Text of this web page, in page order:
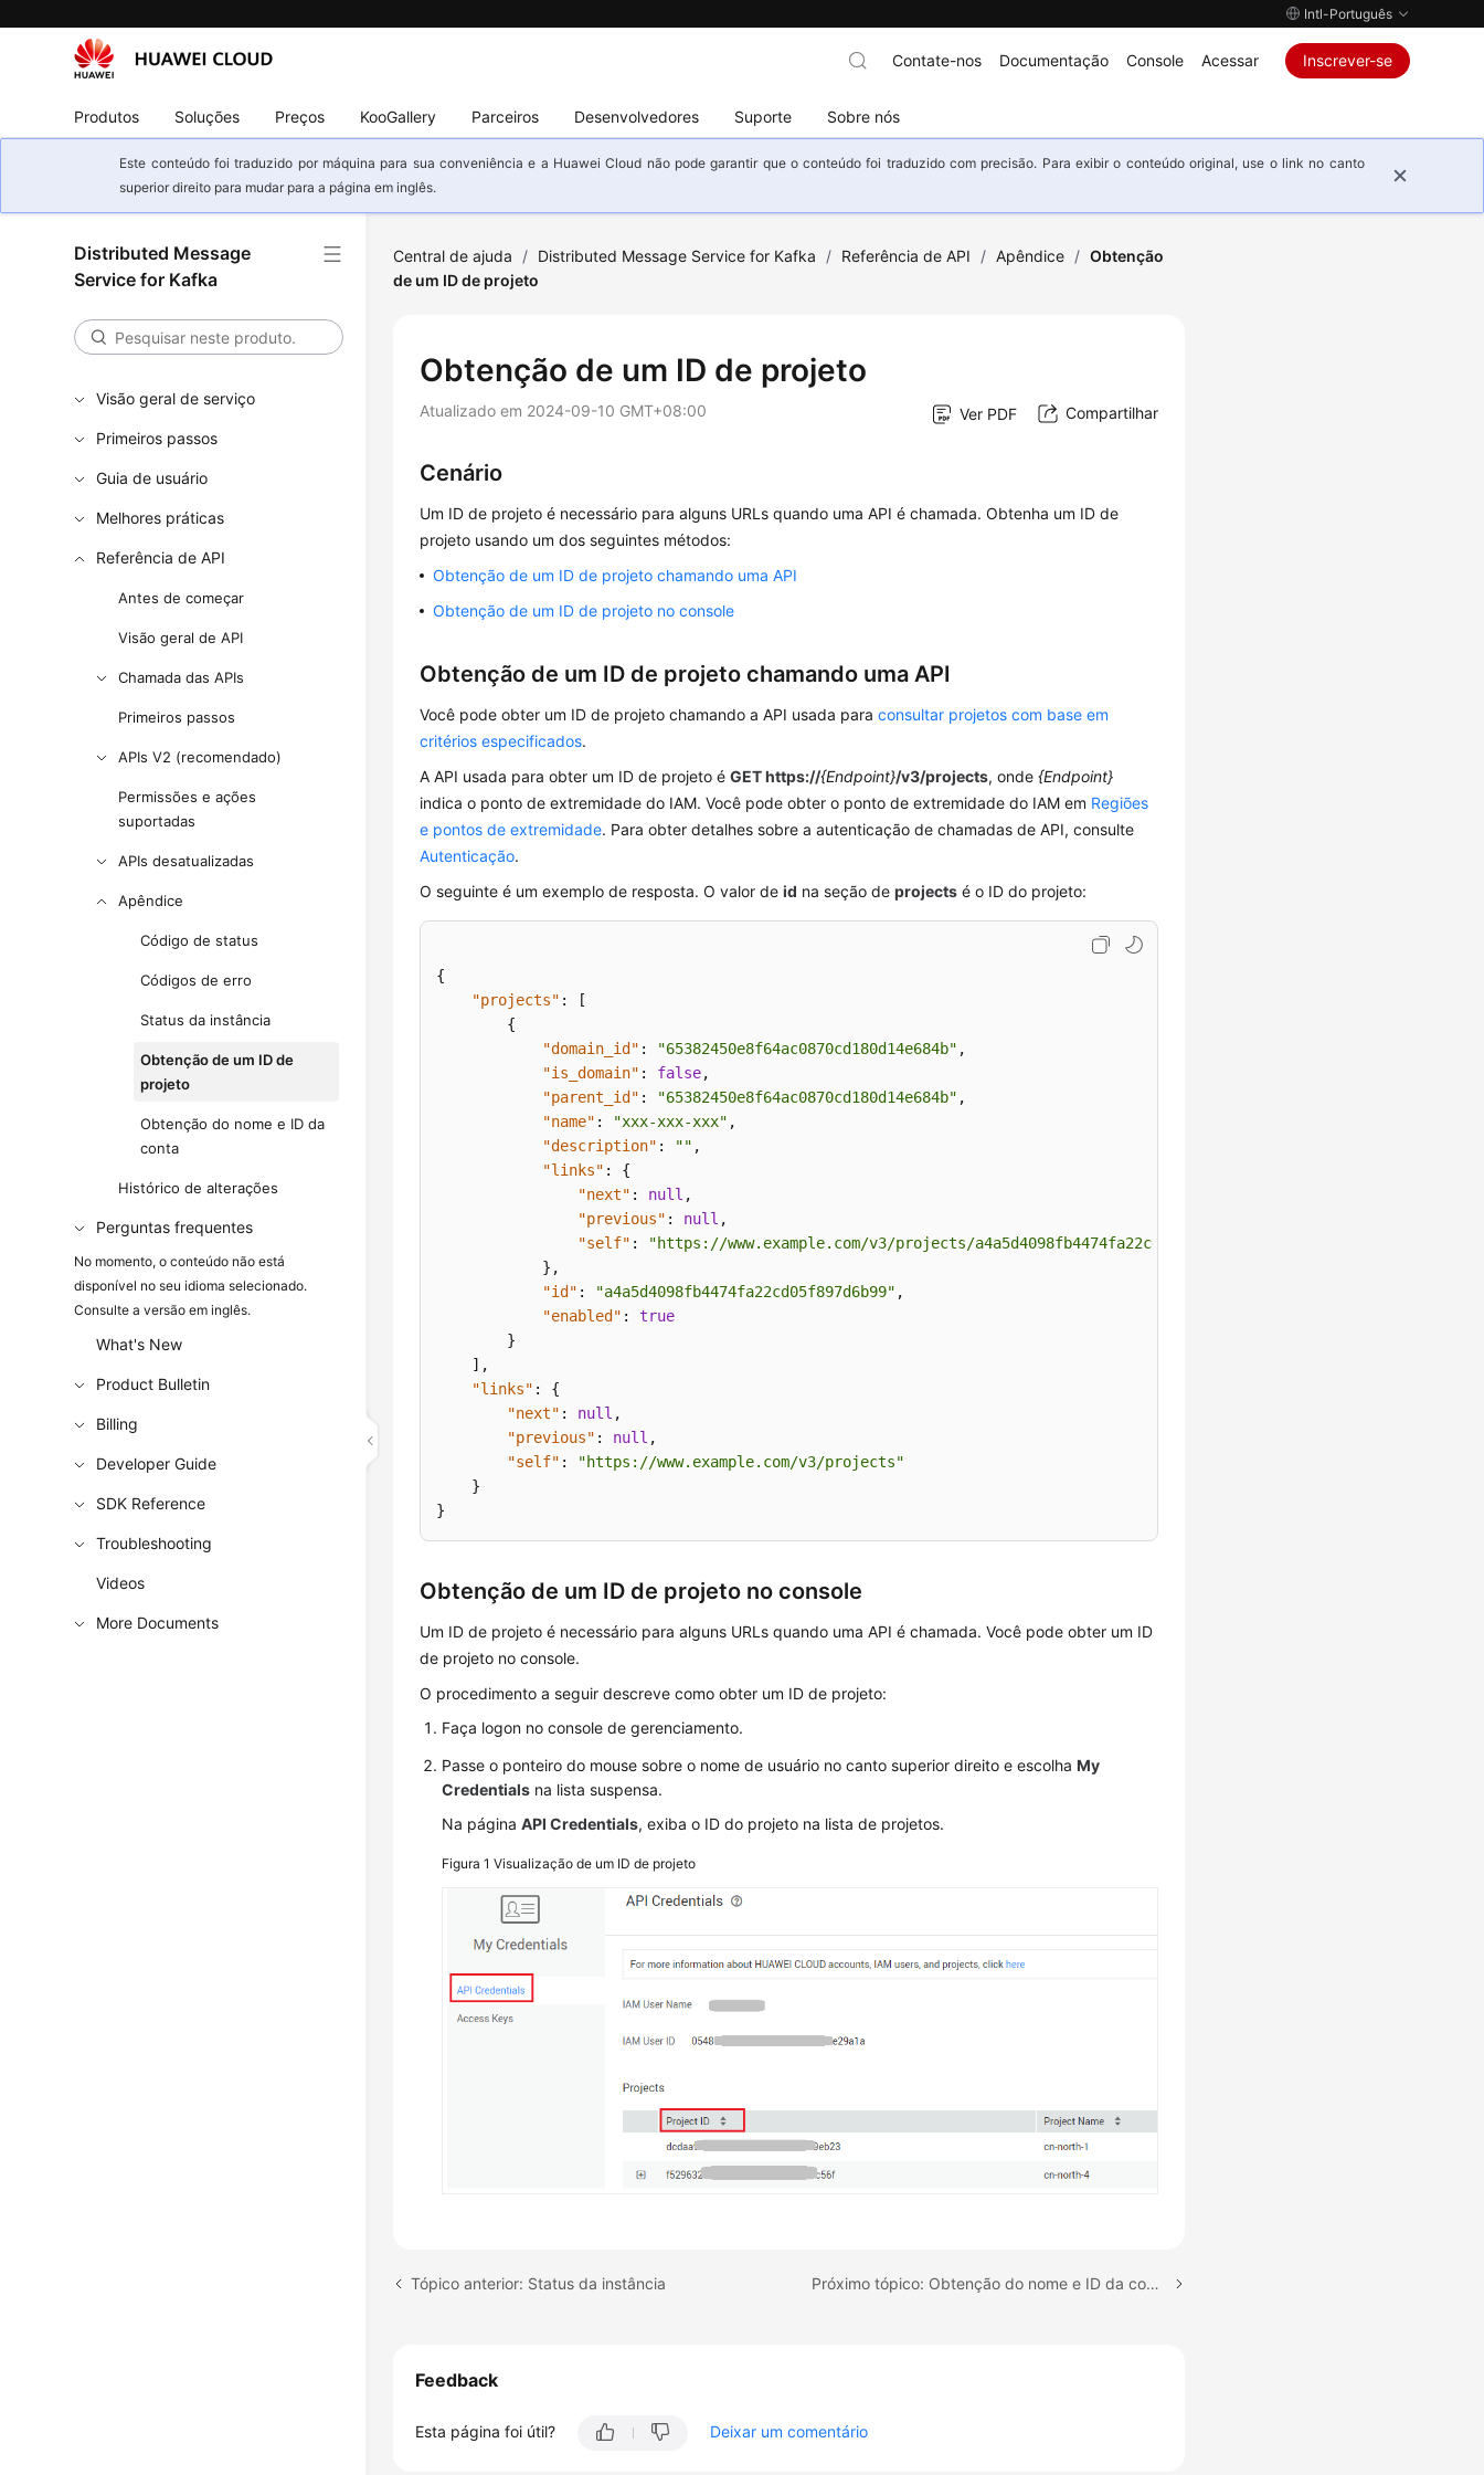
Intl-Português
Produtos Soluções Preços KooGallery Parceiros Desenvolvedores Suporte Sobre nós
Contate-nos Documentação Console Acessar Inscrever-se
Este conteúdo foi traduzido por máquina para sua conveniência e a Huawei Cloud não pode garantir que o conteúdo foi traduzido com precisão. Para exibir o conteúdo original, use o link no canto
superior direito para mudar para a página em inglês.
Distributed Message
Service for Kafka
Visão geral de serviço
Primeiros passos
Guia de usuário
Melhores práticas
Referência de API
Antes de começar
Visão geral de API
Chamada das APIs
Primeiros passos
APIs V2 (recomendado)
Permissões e ações
suportadas
APIs desatualizadas
Apêndice
Código de status
Códigos de erro
Status da instância
Obtenção de um ID de
projeto
Obtenção do nome e ID da
conta
Histórico de alterações
Perguntas frequentes
No momento, o conteúdo não está
disponível no seu idioma selecionado.
Consulte a versão em inglês.
What's New
Product Bulletin
Billing
Developer Guide
SDK Reference
Troubleshooting
Videos
More Documents
Central de ajuda / Distributed Message Service for Kafka / Referência de API / Apêndice / Obtenção
de um ID de projeto
Obtenção de um ID de projeto
Atualizado em 2024-09-10 GMT+08:00 Ver PDF Compartilhar
Cenário
Um ID de projeto é necessário para alguns URLs quando uma API é chamada. Obtenha um ID de
projeto usando um dos seguintes métodos:
Obtenção de um ID de projeto chamando uma API
Obtenção de um ID de projeto no console
Obtenção de um ID de projeto chamando uma API
Você pode obter um ID de projeto chamando a API usada paraconsultar projetos com base em
critérios especificados.
A API usada para obter um ID de projeto éGET https://{Endpoint}/v3/projects, onde{Endpoint}
indica o ponto de extremidade do IAM. Você pode obter o ponto de extremidade do IAM em Regiões
e pontos de extremidade. Para obter detalhes sobre a autenticação de chamadas de API, consulte
Autenticação.
O seguinte é um exemplo de resposta. O valor deid na seção deprojects é o ID do projeto:
{
"projects" :
[
{
"domain_id" : "65382450e8f64ac0870cd180d14e684b" ,
"is_domain" : false,
"parent_id" : "65382450e8f64ac0870cd180d14e684b" ,
"name" : "xxx-xxx-xxx" ,
"description" : "" ,
"links" :
{
"next" : null ,
"previous" : null ,
"self" :
"https://www.example.com/v3/projects/a4a5d4098fb4474fa22cd05f897d6b99"
} ,
"id" : "a4a5d4098fb4474fa22cd05f897d6b99" ,
"enabled" :
true
}
] ,
"links" :
{
"next" : null ,
"previous" : null ,
"self" :
"https://www.example.com/v3/projects"
}
}
Obtenção de um ID de projeto no console
Um ID de projeto é necessário para alguns URLs quando uma API é chamada. Você pode obter um ID
de projeto no console.
O procedimento a seguir descreve como obter um ID de projeto:
Faça logon no console de gerenciamento.
Passe o ponteiro do mouse sobre o nome de usuário no canto superior direito e escolhaMy
Credentials na lista suspensa.
Na páginaAPI Credentials, exiba o ID do projeto na lista de projetos.
Figura 1Visualização de um ID de projeto
Tópico anterior: Status da instância Próximo tópico: Obtenção do nome e ID da conta
Feedback
Esta página foi útil? Deixar um comentário